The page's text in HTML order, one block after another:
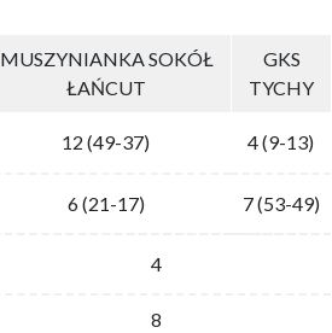
MUSZYNIANKA SOKÓŁ
ŁAŃCUT
GKS
TYCHY
12 (49-37) 4 (9-13)
6 (21-17)
7 (53-49)
4
8